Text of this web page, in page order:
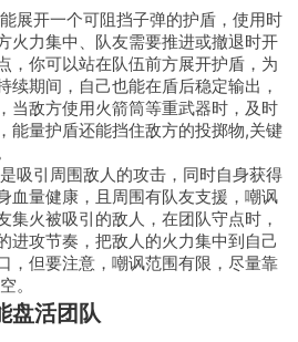
展开一个可阻挡子弹的护盾，使用时
火力集中、队友需要推进或撤退时开
，你可以站在队伍前方展开护盾，为
续期间，自己也能在盾后稳定输出，
当敌方使用火箭筒等重武器时，及时
能量护盾还能挡住敌方的投掷物,关键
吸引周围敌人的攻击，同时自身获得
血量健康，且周围有队友支援，嘲讽
集火被吸引的敌人，在团队守点时，
进攻节奏，把敌人的火力集中到自己
，但要注意，嘲讽范围有限，尽量靠
。
盘活团队